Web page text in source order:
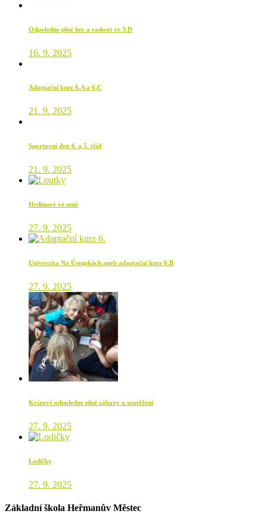
Odpoledne plné her a radosti ve 3.D
16. 9. 2025
Adaptační kurz 6.A a 6.C
21. 9. 2025
Sportovní den 4. a 5. tříd
21. 9. 2025
Hrdinové ve mně
27. 9. 2025
Univerzita Na Ústupkách aneb adaptační kurz 6.B
27. 9. 2025
Kvízové odpoledne plné zábavy a soutěžení
27. 9. 2025
Lodičky
27. 9. 2025
Základní škola Heřmanův Městec